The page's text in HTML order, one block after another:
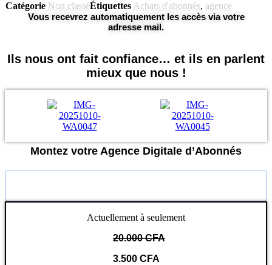
Catégorie Non classéÉtiquettes Achats d'abonnés, agence
Vous recevrez automatiquement les accès via votre
adresse mail.
Ils nous ont fait confiance… et ils en parlent
mieux que nous !
Montez votre Agence Digitale d’Abonnés
Actuellement à seulement
20.000CFA
3.500 CFA